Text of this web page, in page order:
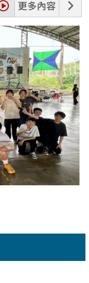
播
放
更多內容
下
一
張